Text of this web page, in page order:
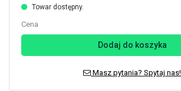
Towar dostępny.
Cena
Dodaj do koszyka
Masz pytania? Spytaj nas!